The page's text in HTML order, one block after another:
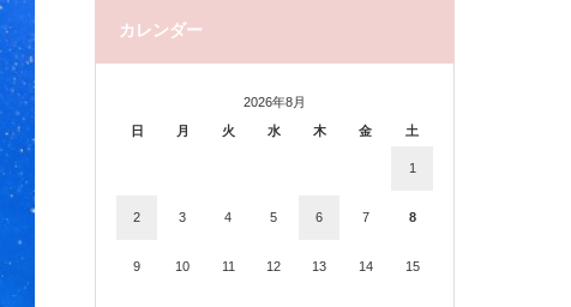
カレンダー
2026年8月
日
月 火 水 木 金 土
1
2 3 4 5 6 7 8
9 10 11 12 13 14 15